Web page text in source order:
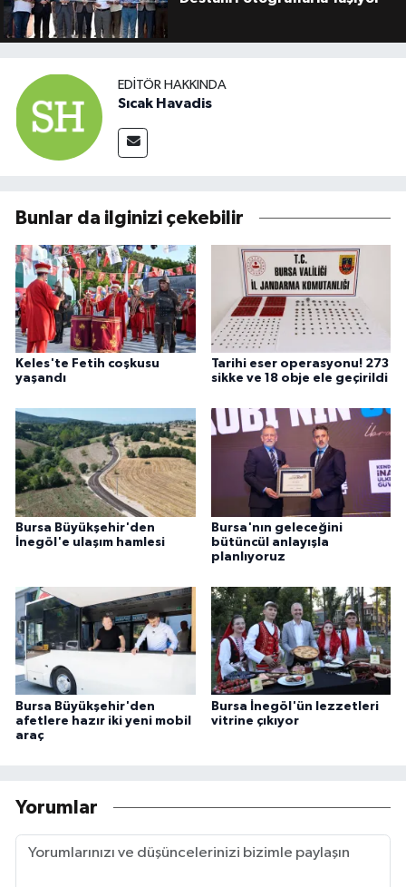
EDITÖR HAKKINDA
Sıcak Havadis
Bunlar da ilginizi çekebilir
Keles'te Fetih coşkusu
yaşandı
Tarihi eser operasyonu! 273
sikke ve 18 obje ele geçirildi
Bursa Büyükşehir'den
İnegöl'e ulaşım hamlesi
Bursa'nın geleceğini
bütüncül anlayışla
planlıyoruz
Bursa Büyükşehir'den
afetlere hazır iki yeni mobil
araç
Bursa İnegöl'ün lezzetleri
vitrine çıkıyor
Yorumlar